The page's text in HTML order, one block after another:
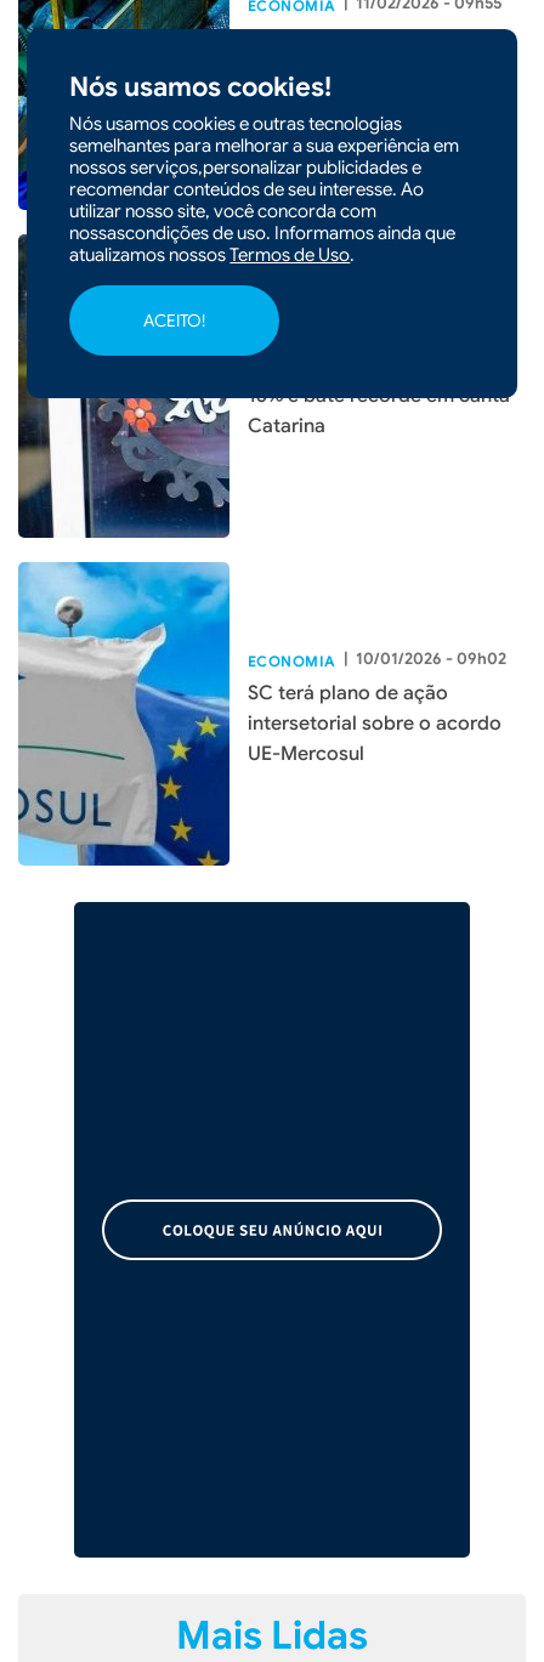
Nós usamos cookies!
Nós usamos cookies e outras tecnologias
semelhantes para melhorar a sua experiência em
nossos serviços,personalizar publicidades e
recomendar conteúdos de seu interesse. Ao
utilizar nosso site, você concorda com
nossascondições de uso. Informamos ainda que
atualizamos nossosTermos de Uso.
ACEITO!
ECONOMIA
vezes a média nacional
ECONOMIA
13% e bate recorde em Santa
Catarina
ECONOMIA | 10/01/2026 - 09h02
SC terá plano de ação
intersetorial sobre o acordo
UE-Mercosul
Mais Lidas